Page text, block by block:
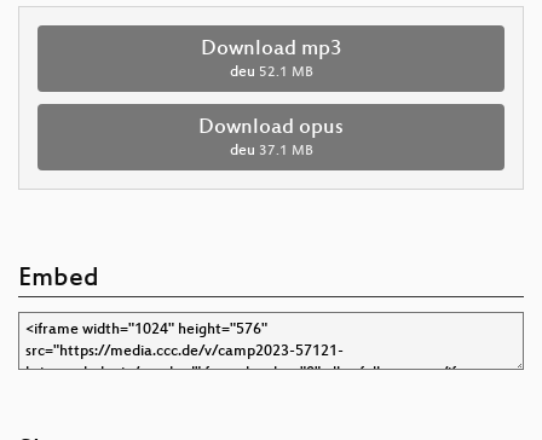
Download mp3
deu 52.1 MB
Download opus
deu 37.1 MB
Embed